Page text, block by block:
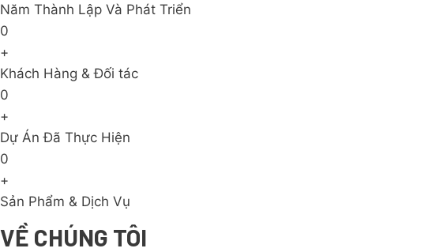
Năm Thành Lập Và Phát Triển
0
+
Khách Hàng & Đối tác
0
+
Dự Án Đã Thực Hiện
0
+
Sản Phẩm & Dịch Vụ
VỀ CHÚNG TÔI